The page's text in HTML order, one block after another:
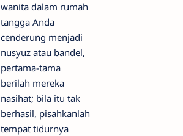
wanita dalam rumah
tangga Anda
cenderung menjadi
nusyuz atau bandel,
pertama-tama
berilah mereka
nasihat; bila itu tak
berhasil, pisahkanlah
tempat tidurnya